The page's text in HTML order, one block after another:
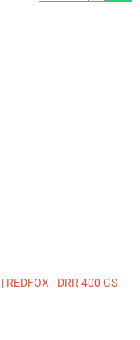
- DRR 400 GS